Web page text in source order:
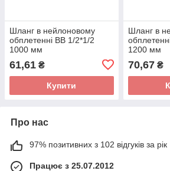
Шланг в нейлоновому
обплетенні ВВ 1/2*1/2
1000 мм
61,61 ₴
Купити
Шланг в
1200 мм
70,67₴
Про нас
97% позитивних з 102 відгуків за рік
Працює з 25.07.2012